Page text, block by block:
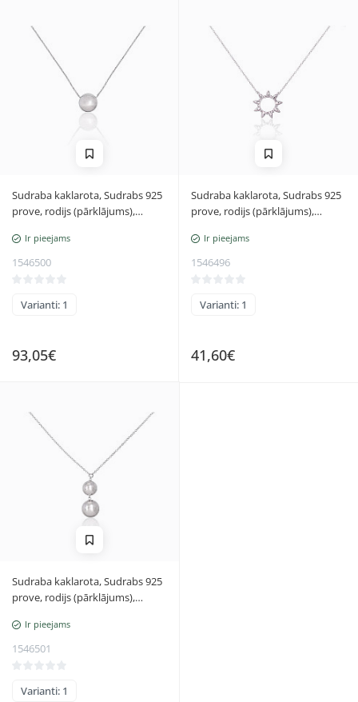
Sudraba kaklarota, Sudrabs 925
prove, rodijs (pārklājums),
Ir pieejams
1546500
Varianti: 1
93,05€
Sudraba kaklarota, Sudrabs 925
prove, rodijs (pārklājums),
Ir pieejams
1546496
Varianti: 1
41,60€
Sudraba kaklarota, Sudrabs 925
prove, rodijs (pārklājums),
Ir pieejams
1546501
Varianti: 1